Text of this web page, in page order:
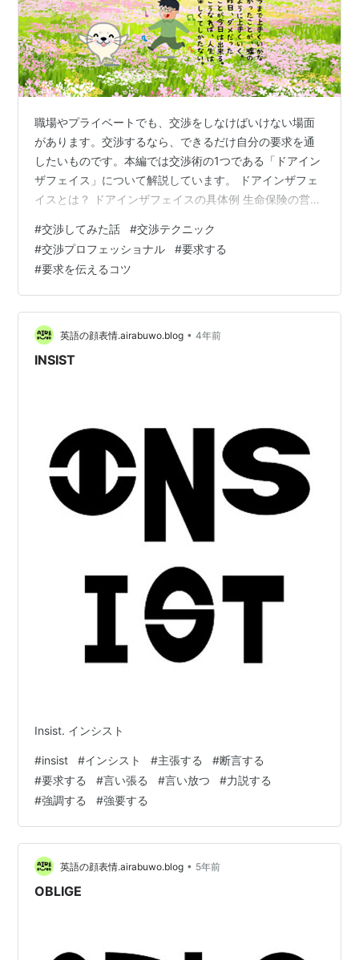
職場やプライベートでも、交渉をしなけばいけない場面
があります。交渉するなら、できるだけ自分の要求を通
したいものです。本編では交渉術の1つである「ドアイン
ザフェイス」について解説しています。 ドアインザフェ
イスとは？ ドアインザフェイスの具体例 生命保険の営業
子供に手伝いをさせる 恋愛 ドアインザフェイスを使うと
きの注意点 相手の気持ちを意識しておく 何度も使わない
本日のまとめ ドアインザフェイスとは？ ドアインザフェ
イスとは、最初に「大きな要求」をして、相手から「拒
絶」された後で、本命の「小さな要求」をすると、承認
してもらいやすくなる、…
#交渉してみた話 #交渉テクニック
#交渉プロフェッショナル #要求する
#要求を伝えるコツ
英語の顔表情.airabuwo.blog • 4年前
INSIST
Insist. インシスト
#insist #インシスト #主張する #断言する
#要求する #言い張る #言い放つ #力説する
#強調する #強要する
英語の顔表情.airabuwo.blog • 5年前
OBLIGE